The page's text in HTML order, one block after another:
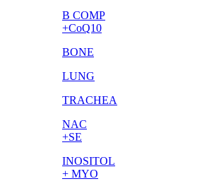
B COMP
+CoQ10
BONE
LUNG
TRACHEA
NAC
+SE
INOSITOL
+ MYO